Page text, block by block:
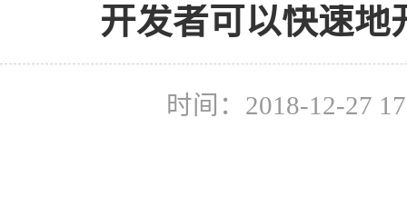
开发者可以快速地
时间：2018-12-27